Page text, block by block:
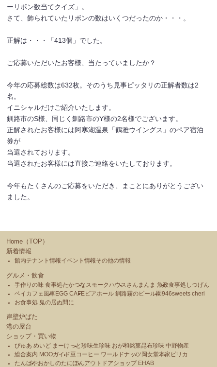
ーリボン数当てクイズ」。
さて、飾られていたリボンの数はいくつだったのか・・・。
正解は・・・「413個」でした。
ご応募いただいたお客様、当たっていましたか？
今年の応募総数は632枚。そのうち見事ピッタリの正解者数は2
名。
イニシャルだけご紹介いたします。
釧路市のS様、同じく釧路市のY様の2名様でございます。
正解されたお客様には阿寒湖温泉「鶴雅ウイングス」のペア宿泊
券が
当選されております。
当選されたお客様には直接ご連絡をいたしております。
今年もたくさんのご応募をいただき、まことにありがとうござい
ました。
Home（TOP）
新着情報
館内テナント情報イベント情報その他の情報
グルメ・飲食
手作りの味 食事処たかつな スモークハウス さんまんま 魚政食事処しつげん
ベイカフェ風車EGG CAFEビアホール 釧路霧のビール園946sweets cheri
お食事処 鬼の居ぬ間に
岸壁炉ばた
港の屋台
ショップ・買い物
ぴゅあ めいど まーけっと珍味生珍味 おが和銘菓昆布珍味 中野物産
総合案内 MOOガイド 豆コーヒー ワールドナッツ 岡女堂本家 ピリカ
たんばやおかしのたにぽんアウトドアショップ EHAB